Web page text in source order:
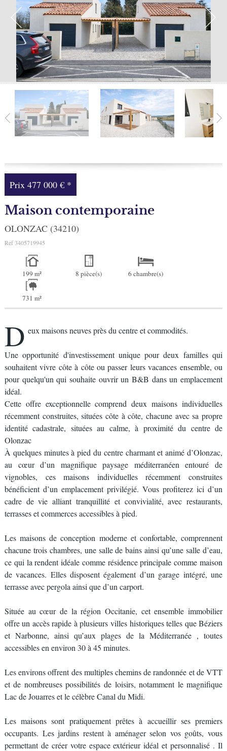
Facebook
Ma sélection
Prix477 000 € *
Maison contemporaine
OLONZAC (34210)
Ref 3405719945
199 m² 8 pièce(s) 6 chambre(s)
731 m²
D eux maisons neuves près du centre et commodités.
Une opportunité d'investissement unique pour deux familles qui
souhaitent vivre côte à côte ou passer leurs vacances ensemble, ou
pour quelqu'un qui souhaite ouvrir un B&B dans un emplacement
idéal.
Cette offre exceptionnelle comprend deux maisons individuelles
récemment construites, situées côte à côte, chacune avec sa propre
identité cadastrale, situées au calme, à proximité du centre de
Olonzac
À quelques minutes à pied du centre charmant et animé d’Olonzac,
au cœur d’un magnifique paysage méditerranéen entouré de
vignobles, ces maisons individuelles récemment construites
bénéficient d’un emplacement privilégié. Vous profiterez ici d’un
cadre de vie alliant tranquillité et convivialité, avec restaurants,
terrasses et commerces accessibles à pied.
Les maisons de conception moderne et confortable, comprennent
chacune trois chambres, une salle de bains ainsi qu’une salle d’eau,
ce qui la rendent idéale comme résidence principale comme maison
de vacances. Elles disposent également d’un garage intégré, une
terrasse avec pergola ainsi que d’un carport.
Située au cœur de la région Occitanie, cet ensemble immobilier
offre un accès rapide à plusieurs villes historiques telles que Béziers
et Narbonne, ainsi qu’aux plages de la Méditerranée , toutes
accessibles en environ 30 à 45 minutes.
Les environs offrent des multiples chemins de randonnée et de VTT
et de nombreuses possibilités de loisirs, notamment le magnifique
Lac de Jouarres et le célèbre Canal du Midi.
Les maisons sont pratiquement prêtes à accueillir ses premiers
occupants. Les jardins restent à aménager selon vos goûts, vous
permettant de créer votre espace extérieur idéal et personnalisé . Il